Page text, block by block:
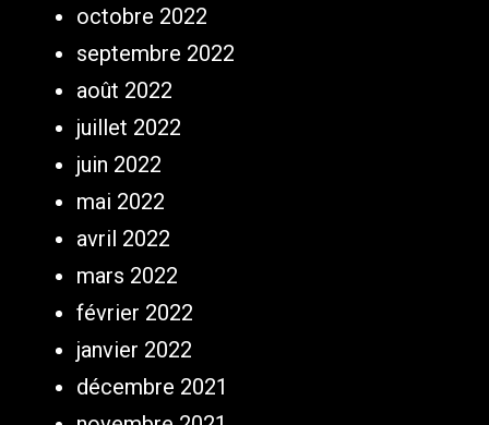
octobre 2022
septembre 2022
août 2022
juillet 2022
juin 2022
mai 2022
avril 2022
mars 2022
février 2022
janvier 2022
décembre 2021